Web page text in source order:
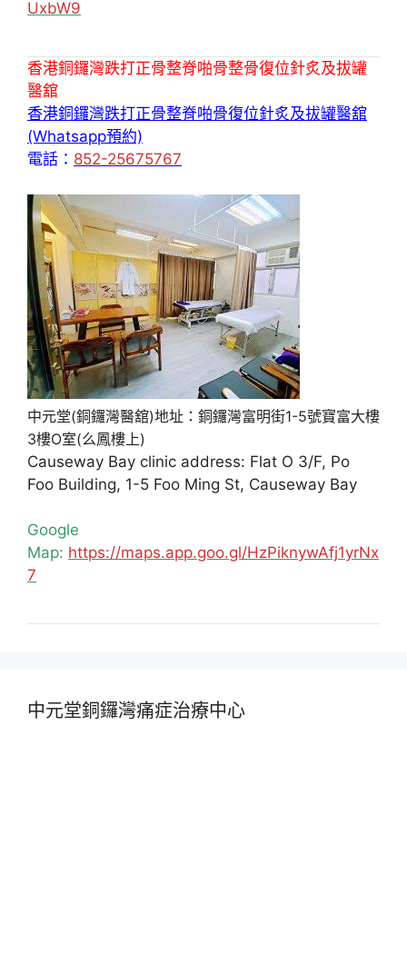
UxbW9
香港銅鑼灣跌打正骨整脊啪骨整骨復位針炙及拔罐
醫舘
香港銅鑼灣跌打正骨整脊啪骨復位針炙及拔罐醫舘
(Whatsapp預約)
電話： 852-25675767
中元堂(銅鑼灣醫舘)地址：銅鑼灣富明街1-5號寶富大樓
3樓O室(么鳳樓上)
Causeway Bay clinic address: Flat O 3/F, Po
Foo Building, 1-5 Foo Ming St, Causeway Bay
Google
Map: https://maps.app.goo.gl/HzPiknywAfj1yrNx
7
中元堂銅鑼灣痛症治療中心